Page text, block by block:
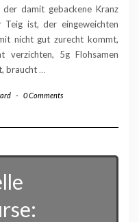
damit gebackene Kranz
Teig ist, der eingeweichten
nicht gut zurecht kommt,
verzichten, 5g Flohsamen
braucht …
- 0 Comments